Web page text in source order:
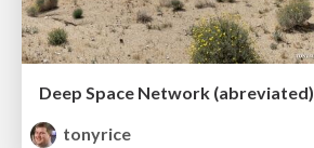
Deep Space Network (abreviated)
tonyrice